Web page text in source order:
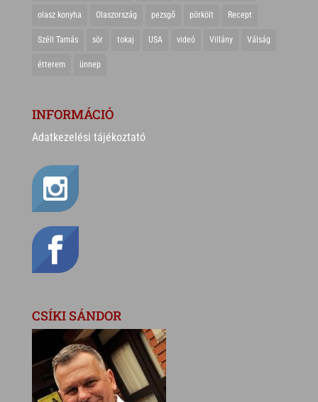
olasz konyha Olaszország pezsgő pörkölt Recept
Széll Tamás sör tokaj USA videó Villány Válság
étterem ünnep
INFORMÁCIÓ
Adatkezelési tájékoztató
CSÍKI SÁNDOR